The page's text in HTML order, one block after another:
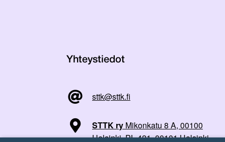
Yhteystiedot
sttk@sttk.fi
STTK ry Mikonkatu 8 A, 00100
Helsinki, PL 421, 00101 Helsinki